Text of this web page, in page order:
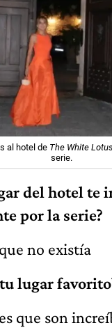
al hotel de The White Lotus
serie.
del hotel te
por la serie?
no existía
lugar
que son